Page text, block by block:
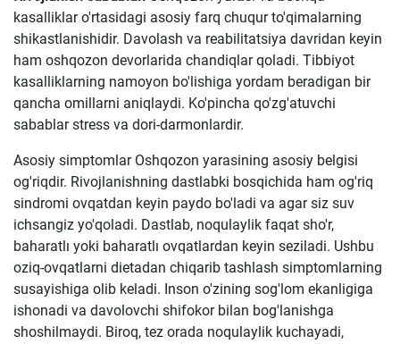
kasalliklar o'rtasidagi asosiy farq chuqur to'qimalarning
shikastlanishidir. Davolash va reabilitatsiya davridan keyin
ham oshqozon devorlarida chandiqlar qoladi. Tibbiyot
kasalliklarning namoyon bo'lishiga yordam beradigan bir
qancha omillarni aniqlaydi. Ko'pincha qo'zg'atuvchi
sabablar stress va dori-darmonlardir.
Asosiy simptomlar Oshqozon yarasining asosiy belgisi
og'riqdir. Rivojlanishning dastlabki bosqichida ham og'riq
sindromi ovqatdan keyin paydo bo'ladi va agar siz suv
ichsangiz yo'qoladi. Dastlab, noqulaylik faqat sho'r,
baharatlı yoki baharatlı ovqatlardan keyin seziladi. Ushbu
oziq-ovqatlarni dietadan chiqarib tashlash simptomlarning
susayishiga olib keladi. Inson o'zining sog'lom ekanligiga
ishonadi va davolovchi shifokor bilan bog'lanishga
shoshilmaydi. Biroq, tez orada noqulaylik kuchayadi,